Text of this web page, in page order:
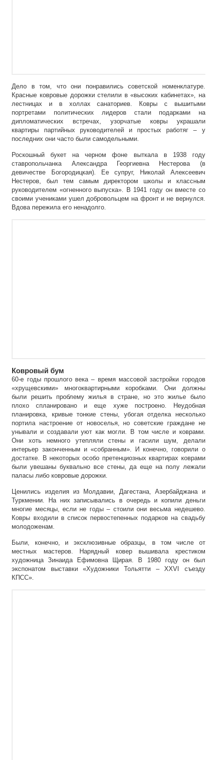
Дело в том, что они понравились советской номенклатуре.
Красные ковровые дорожки стелили в «высоких кабинетах», на
лестницах и в холлах санаториев. Ковры с вышитыми
портретами политических лидеров стали подарками на
дипломатических встречах, узорчатые ковры украшали
квартиры партийных руководителей и простых работяг – у
последних они часто были самодельными.
Роскошный букет на черном фоне выткала в 1938 году
ставропольчанка Александра Георгиевна Нестерова (в
девичестве Богородицкая). Ее супруг, Николай Алексеевич
Нестеров, был тем самым директором школы и классным
руководителем «огненного выпуска». В 1941 году он вместе со
своими учениками ушел добровольцем на фронт и не вернулся.
Вдова пережила его ненадолго.
Ковровый бум
60-е годы прошлого века – время массовой застройки городов
«хрущевскими» многоквартирными коробками. Они должны
были решить проблему жилья в стране, но это жилье было
плохо спланировано и еще хуже построено. Неудобная
планировка, кривые тонкие стены, убогая отделка несколько
портила настроение от новоселья, но советские граждане не
унывали и создавали уют как могли. В том числе и коврами.
Они хоть немного утепляли стены и гасили шум, делали
интерьер законченным и «собранным». И конечно, говорили о
достатке. В некоторых особо претенциозных квартирах коврами
были увешаны буквально все стены, да еще на полу лежали
паласы либо ковровые дорожки.
Ценились изделия из Молдавии, Дагестана, Азербайджана и
Туркмении. На них записывались в очередь и копили деньги
многие месяцы, если не годы – стоили они весьма недешево.
Ковры входили в список первостепенных подарков на свадьбу
молодоженам.
Были, конечно, и эксклюзивные образцы, в том числе от
местных мастеров. Нарядный ковер вышивала крестиком
художница Зинаида Ефимовна Щирая. В 1980 году он был
экспонатом выставки «Художники Тольятти – XXVI съезду
КПСС».